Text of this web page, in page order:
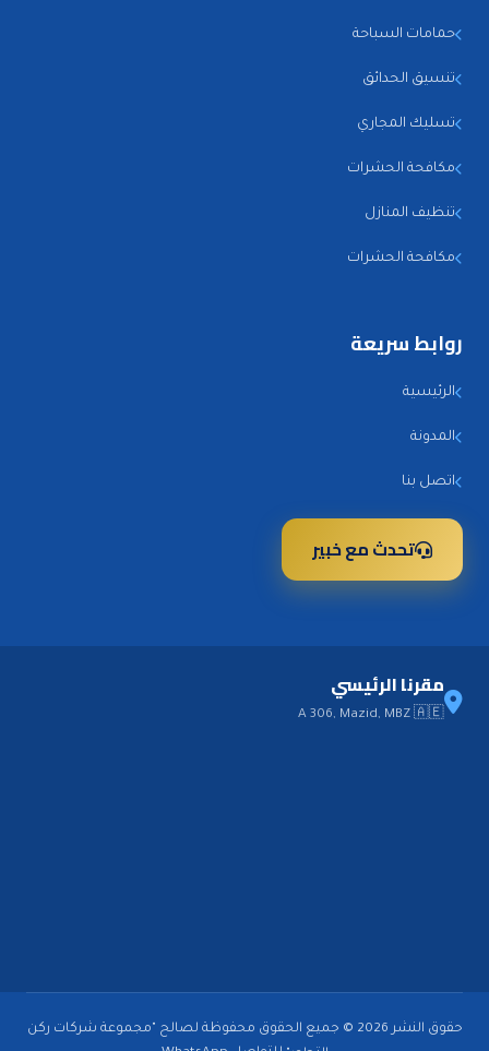
حمامات السباحة
تنسيق الحدائق
تسليك المجاري
مكافحة الحشرات
تنظيف المنازل
مكافحة الحشرات
روابط سريعة
الرئيسية
المدونة
اتصل بنا
تحدث مع خبير
مقرنا الرئيسي
A 306, Mazid, MBZ 🇦🇪
حقوق النشر 2026 © جميع الحقوق محفوظة لصالح "مجموعة شركات ركن